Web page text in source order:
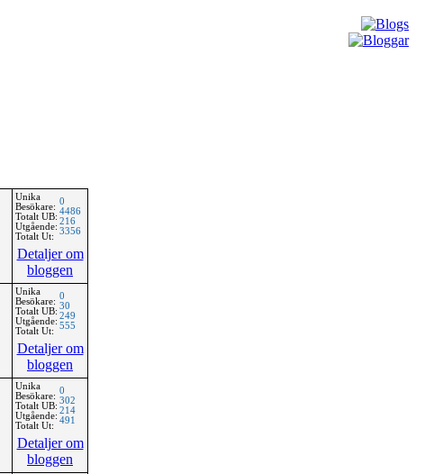
Unika
Besökare:
Totalt UB:
Utgående:
Totalt Ut:
0
4486
216
3356
Detaljer om
bloggen
Unika
Besökare:
Totalt UB:
Utgående:
Totalt Ut:
0
30
249
555
Detaljer om
bloggen
Unika
Besökare:
Totalt UB:
Utgående:
Totalt Ut:
0
302
214
491
Detaljer om
bloggen